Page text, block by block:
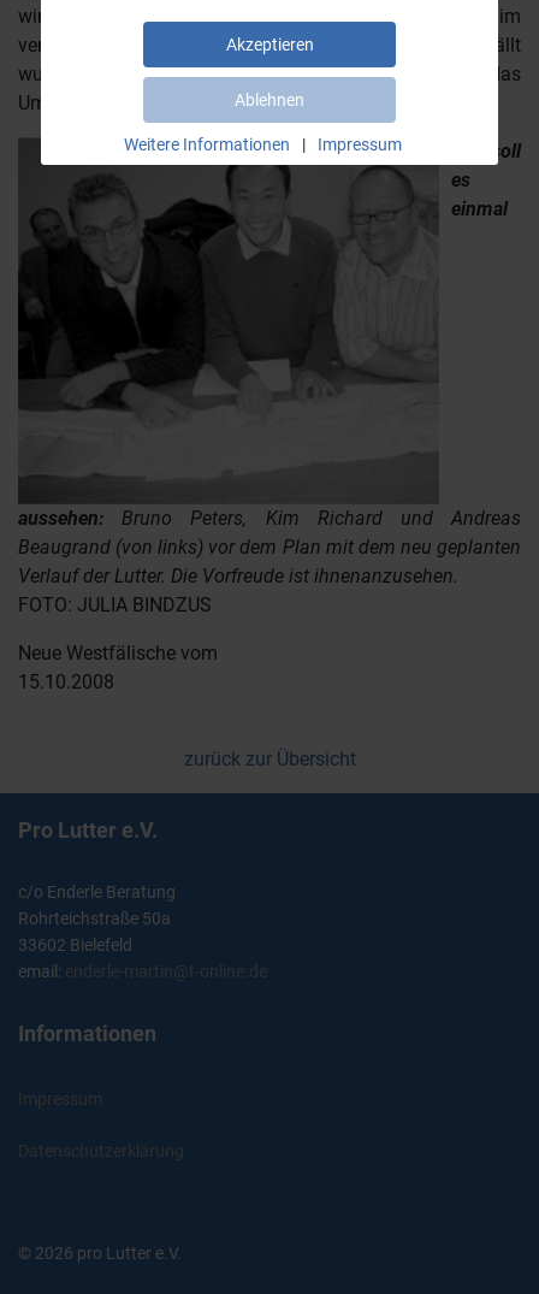
wird er noch vornehmen, da durch den Sturm im
vergangenen Monat einige Bäume beschädigt und gefällt
wurden. Im November überreicht er den Plan an das
Umweltamt.
So soll
es
einmal
aussehen: Bruno Peters, Kim Richard und Andreas
Beaugrand (von links) vor dem Plan mit dem neu geplanten
Verlauf der Lutter. Die Vorfreude ist ihnenanzusehen.
FOTO: JULIA BINDZUS
Neue Westfälische vom
15.10.2008
zurück zur Übersicht
Pro Lutter e.V.
c/o Enderle Beratung
Rohrteichstraße 50a
33602 Bielefeld
email: enderle-martin@t-online.de
Informationen
Impressum
Datenschutzerklärung
© 2026 pro Lutter e.V.
Akzeptieren
Ablehnen
Weitere Informationen | Impressum